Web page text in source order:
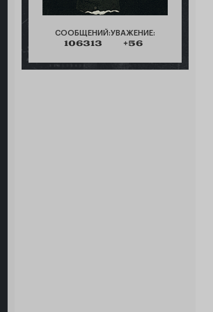
СООБЩЕНИЙ:
106313
УВАЖЕНИЕ:
+56